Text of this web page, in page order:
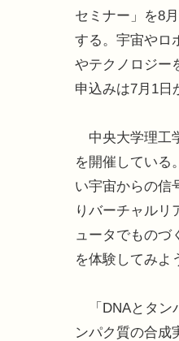
セミナー」を8
する。宇宙やロ
やテクノロジー
申込みは7月1日
中央大学理工
を開催している
い宇宙からの信
りバーチャル
ュータでものづ
を体験してみよ
「DNAとタン
ンパク質の合成